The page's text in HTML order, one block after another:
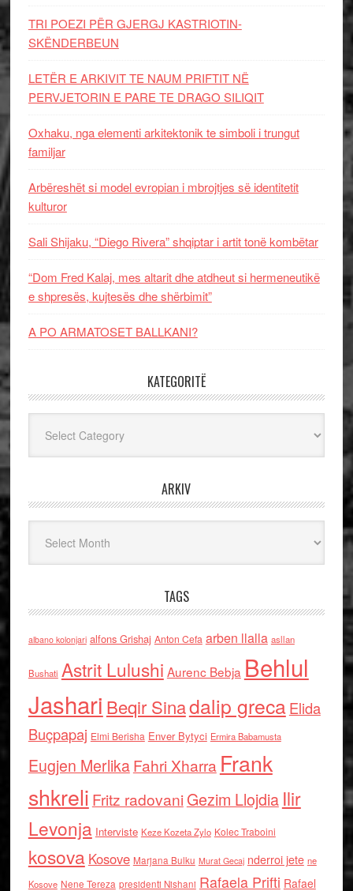
TRI POEZI PËR GJERGJ KASTRIOTIN-
SKËNDERBEUN
LETËR E ARKIVIT TE NAUM PRIFTIT NË
PERVJETORIN E PARE TE DRAGO SILIQIT
Oxhaku, nga elementi arkitektonik te simboli i trungut
familjar
Arbëreshët si model evropian i mbrojtjes së identitetit
kulturor
Sali Shijaku, “Diego Rivera” shqiptar i artit tonë kombëtar
“Dom Fred Kalaj, mes altarit dhe atdheut si hermeneutikë
e shpresës, kujtesës dhe shërbimit”
A PO ARMATOSET BALLKANI?
KATEGORITË
ARKIV
TAGS
albano kolonjari alfons Grishaj Anton Cefa arben llalla asllan
Bushati Astrit Lulushi Aurenc Bebja Behlul
Jashari Beqir Sinadalip grecaElida
Buçpapaj Elmi Berisha Enver Bytyci Ermira Babamusta
Eugjen MerlikaFahri Xharra Frank
shkreli Fritz radovaniGezim Llojdia Ilir
Levonja Interviste Keze Kozeta Zylo Kolec Traboini
kosova Kosove Marjana Bulku Murat Gecaj nderroi jete ne
Kosove Nene Tereza presidenti Nishani Rafaela Prifti Rafael